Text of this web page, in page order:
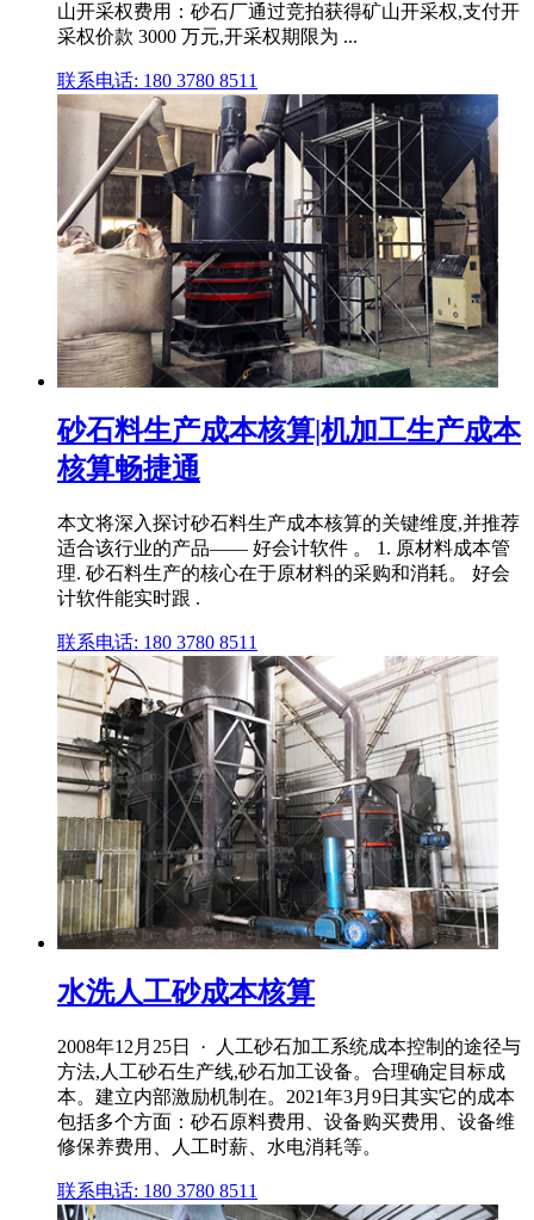
山开采权费用：砂石厂通过竞拍获得矿山开采权,支付开
采权价款 3000 万元,开采权期限为 ...
联系电话: 180 3780 8511
砂石料生产成本核算|机加工生产成本
核算畅捷通
本文将深入探讨砂石料生产成本核算的关键维度,并推荐
适合该行业的产品—— 好会计软件 。 1. 原材料成本管
理. 砂石料生产的核心在于原材料的采购和消耗。 好会
计软件能实时跟 .
联系电话: 180 3780 8511
水洗人工砂成本核算
2008年12月25日 · 人工砂石加工系统成本控制的途径与
方法,人工砂石生产线,砂石加工设备。合理确定目标成
本。建立内部激励机制在。2021年3月9日其实它的成本
包括多个方面：砂石原料费用、设备购买费用、设备维
修保养费用、人工时薪、水电消耗等。
联系电话: 180 3780 8511